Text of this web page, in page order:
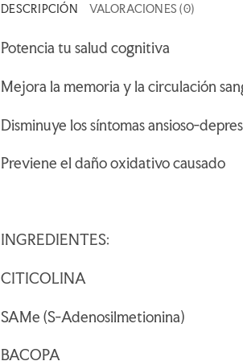
DESCRIPCIÓN VALORACIONES (0)
Potencia tu salud cognitiva
Mejora la memoria y la circulación
Disminuye los síntomas ansioso-
Previene el daño oxidativo causado
INGREDIENTES:
CITICOLINA
SAMe (S-Adenosilmetionina)
BACOPA